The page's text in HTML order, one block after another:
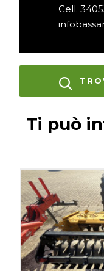
Cell.
Ti può